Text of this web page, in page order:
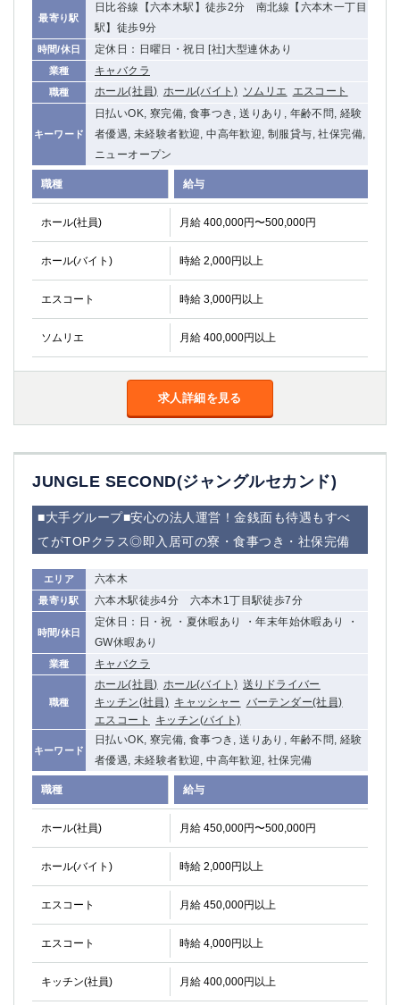
最寄り駅
日比谷線【六本木駅】徒歩2分 南北線【六本木一丁目
駅】徒歩9分
時間/休日 定休日：日曜日・祝日 [社]大型連休あり
業種 キャバクラ
職種 ホール(社員) ホール(バイト) ソムリエ エスコート
キーワード
日払いOK, 寮完備, 食事つき, 送りあり, 年齢不問, 経験
者優遇, 未経験者歓迎, 中高年歓迎, 制服貸与, 社保完備,
ニューオープン
職種 給与
ホール(社員) 月給 400,000円〜500,000円
ホール(バイト) 時給 2,000円以上
エスコート 時給 3,000円以上
ソムリエ 月給 400,000円以上
求人詳細を見る
JUNGLE SECOND(ジャングルセカンド)
■大手グループ■安心の法人運営！金銭面も待遇もすべ
てがTOPクラス◎即入居可の寮・食事つき・社保完備
エリア 六本木
最寄り駅 六本木駅徒歩4分 六本木1丁目駅徒歩7分
時間/休日
定休日：日・祝 ・夏休暇あり ・年末年始休暇あり ・
GW休暇あり
業種 キャバクラ
職種
ホール(社員) ホール(バイト) 送りドライバー
キッチン(社員) キャッシャー バーテンダー(社員)
エスコート
キッチン(バイト)
キーワード
日払いOK, 寮完備, 食事つき, 送りあり, 年齢不問, 経験
者優遇, 未経験者歓迎, 中高年歓迎, 社保完備
職種 給与
ホール(社員) 月給 450,000円〜500,000円
ホール(バイト) 時給 2,000円以上
エスコート 月給 450,000円以上
エスコート 時給 4,000円以上
キッチン(社員) 月給 400,000円以上